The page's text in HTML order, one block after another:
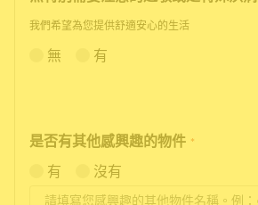
我們希望為您提供舒適安心的生活
無 有
是否有其他感興趣的物件 *
有 沒有